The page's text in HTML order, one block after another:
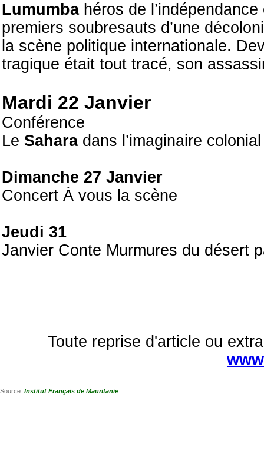
Lumumbahéros de
premiers soubresauts d’une
la scène politique internationale.
tragique était tout tracé, son
Mardi 22 Janvier
Conférence
Le Sahara dans l’imaginaire
Dimanche 27 Janvier
Concert À vous la scène
Jeudi 31
Janvier Conte Murmures du désert
Toute reprise d'article ou
Source :Institut Français de Mauritanie